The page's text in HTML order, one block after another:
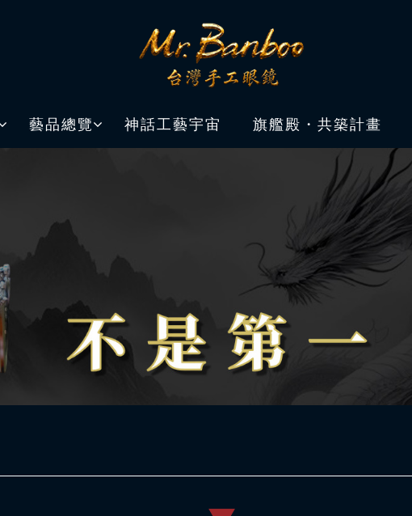
藝品總覽 神話工藝宇宙 旗艦殿・共築計畫